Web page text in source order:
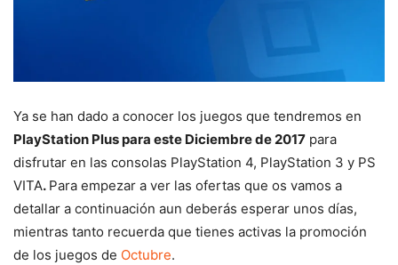
Ya se han dado a conocer los juegos que tendremos en
PlayStation Plus para este Diciembre de 2017 para
disfrutar en las consolas PlayStation 4, PlayStation 3 y PS
VITA. Para empezar a ver las ofertas que os vamos a
detallar a continuación aun deberás esperar unos días,
mientras tanto recuerda que tienes activas la promoción
de los juegos de Octubre.